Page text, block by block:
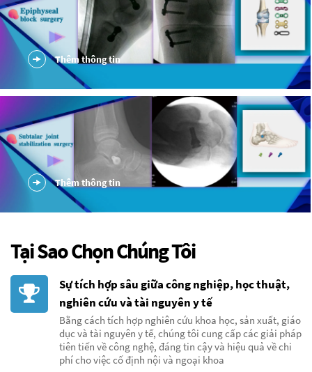
Thêm thông tin
Thêm thông tin
Tại Sao Chọn Chúng Tôi
Sự tích hợp sâu giữa công nghiệp, học thuật,
nghiên cứu và tài nguyên y tế
Bằng cách tích hợp nghiên cứu khoa học, sản xuất, giáo
dục và tài nguyên y tế, chúng tôi cung cấp các giải pháp
tiên tiến về công nghệ, đáng tin cậy và hiệu quả về chi
phí cho việc cố định nội và ngoại khoa